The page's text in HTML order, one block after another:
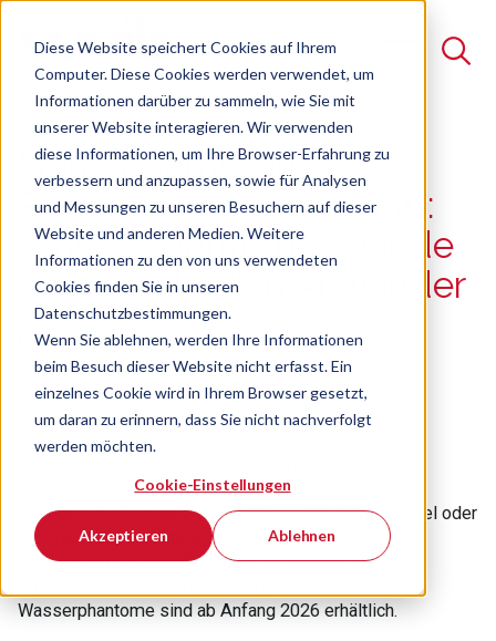
Diese Website speichert Cookies auf Ihrem
Computer. Diese Cookies werden verwendet, um
Informationen darüber zu sammeln, wie Sie mit
unserer Website interagieren. Wir verwenden
diese Informationen, um Ihre Browser-Erfahrung zu
verbessern und anzupassen, sowie für Analysen
und Messungen zu unseren Besuchern auf dieser
Website und anderen Medien. Weitere
Informationen zu den von uns verwendeten
Cookies finden Sie in unseren
Datenschutzbestimmungen.
Wenn Sie ablehnen, werden Ihre Informationen
beim Besuch dieser Website nicht erfasst. Ein
einzelnes Cookie wird in Ihrem Browser gesetzt,
um daran zu erinnern, dass Sie nicht nachverfolgt
werden möchten.
Cookie-Einstellungen
Akzeptieren Ablehnen
Suche
Es gibt keine Vorschläge, da das Suchfeld leer ist.
Neue Beamscan-
Produktfamilie von PTW:
Wasserphantome für jede
Klinik und jeden Anwender
04.11.2025
Wasserphantome für jede Klinik und jeden Anwender
Freiburg, 28. Oktober 2025: Ob Zeitdruck, Platzmangel oder
wechselnde Einsatzorte – die neue Beamscan-
Produktfamilie von PTW bietet für jede klinische
Wasserphantome sind ab Anfang 2026 erhältlich.